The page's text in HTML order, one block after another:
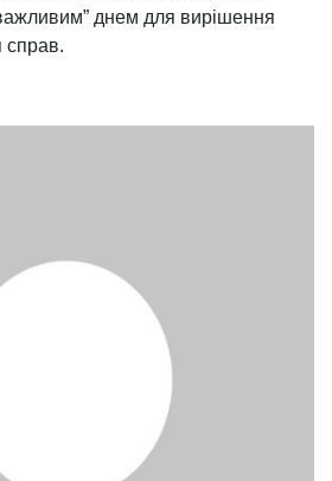
днем для вирішення
справ.